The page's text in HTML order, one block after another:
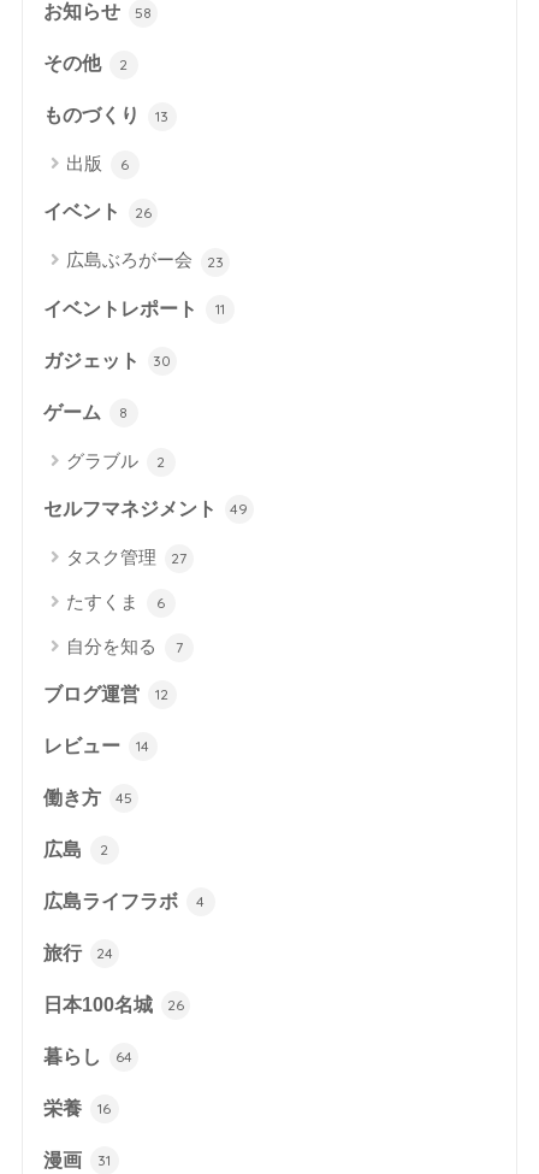
お知らせ 58
その他 2
ものづくり 13
出版 6
イベント 26
広島ぶろがー会 23
イベントレポート 11
ガジェット 30
ゲーム 8
グラブル 2
セルフマネジメント 49
タスク管理 27
たすくま 6
自分を知る 7
ブログ運営 12
レビュー 14
働き方 45
広島 2
広島ライフラボ 4
旅行 24
日本100名城 26
暮らし 64
栄養 16
漫画 31